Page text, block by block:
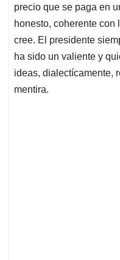
precio que se paga en
honesto, coherente con
cree. El presidente
ha sido un valiente y
ideas, dialectícamente,
mentira.